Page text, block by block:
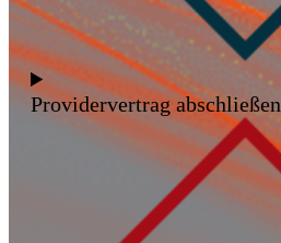
Providervertrag abschließen